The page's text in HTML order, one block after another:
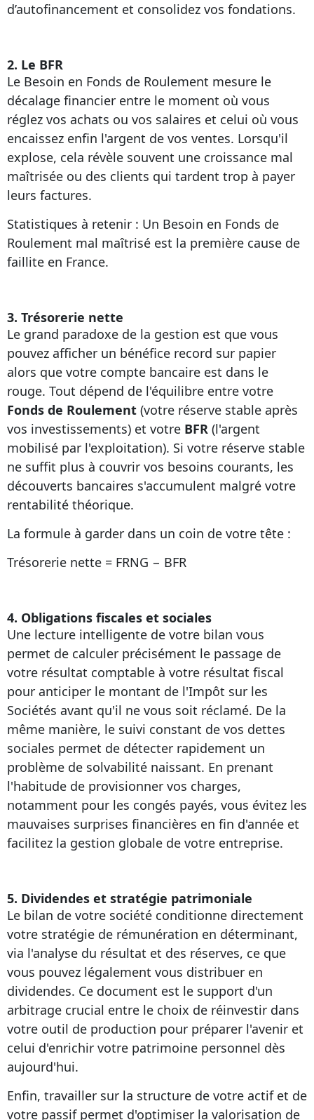
d’autofinancement et consolidez vos fondations.
2. Le BFR
Le Besoin en Fonds de Roulement mesure le
décalage financier entre le moment où vous
réglez vos achats ou vos salaires et celui où vous
encaissez enfin l'argent de vos ventes. Lorsqu'il
explose, cela révèle souvent une croissance mal
maîtrisée ou des clients qui tardent trop à payer
leurs factures.
Statistiques à retenir : Un Besoin en Fonds de
Roulement mal maîtrisé est la première cause de
faillite en France.
3. Trésorerie nette
Le grand paradoxe de la gestion est que vous
pouvez afficher un bénéfice record sur papier
alors que votre compte bancaire est dans le
rouge. Tout dépend de l'équilibre entre votre
Fonds de Roulement (votre réserve stable après
vos investissements) et votre BFR (l'argent
mobilisé par l'exploitation). Si votre réserve stable
ne suffit plus à couvrir vos besoins courants, les
découverts bancaires s'accumulent malgré votre
rentabilité théorique.
La formule à garder dans un coin de votre tête :
Trésorerie nette = FRNG − BFR
4. Obligations fiscales et sociales
Une lecture intelligente de votre bilan vous
permet de calculer précisément le passage de
votre résultat comptable à votre résultat fiscal
pour anticiper le montant de l'Impôt sur les
Sociétés avant qu'il ne vous soit réclamé. De la
même manière, le suivi constant de vos dettes
sociales permet de détecter rapidement un
problème de solvabilité naissant. En prenant
l'habitude de provisionner vos charges,
notamment pour les congés payés, vous évitez les
mauvaises surprises financières en fin d'année et
facilitez la gestion globale de votre entreprise.
5. Dividendes et stratégie patrimoniale
Le bilan de votre société conditionne directement
votre stratégie de rémunération en déterminant,
via l'analyse du résultat et des réserves, ce que
vous pouvez légalement vous distribuer en
dividendes. Ce document est le support d'un
arbitrage crucial entre le choix de réinvestir dans
votre outil de production pour préparer l'avenir et
celui d'enrichir votre patrimoine personnel dès
aujourd'hui.
Enfin, travailler sur la structure de votre actif et de
votre passif permet d'optimiser la valorisation de